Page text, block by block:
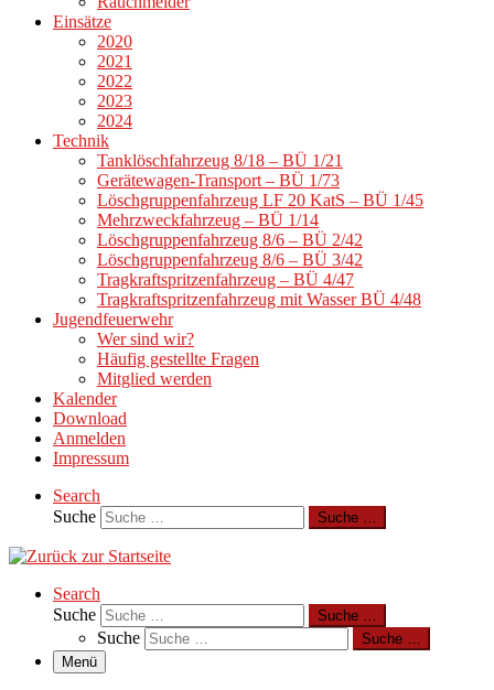
Einsätze
2020
2021
2022
2023
2024
Technik
Tanklöschfahrzeug 8/18 – BÜ 1/21
Gerätewagen-Transport – BÜ 1/73
Löschgruppenfahrzeug LF 20 KatS – BÜ 1/45
Mehrzweckfahrzeug – BÜ 1/14
Löschgruppenfahrzeug 8/6 – BÜ 2/42
Löschgruppenfahrzeug 8/6 – BÜ 3/42
Tragkraftspritzenfahrzeug – BÜ 4/47
Tragkraftspritzenfahrzeug mit Wasser BÜ 4/48
Jugendfeuerwehr
Wer sind wir?
Häufig gestellte Fragen
Mitglied werden
Kalender
Download
Anmelden
Impressum
Search
Suche
Suche …
Search
Suche
Suche …
Suche
Suche …
Menü